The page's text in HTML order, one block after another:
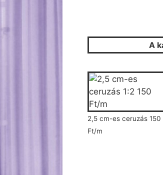
A
2,5 cm-es ceruzás 150
Ft/m